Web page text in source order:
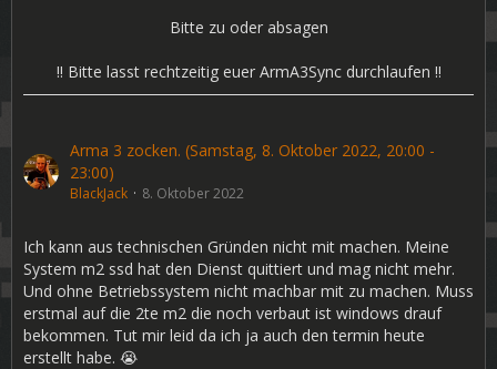
Bitte zu oder absagen
!! Bitte lasst rechtzeitig euer ArmA3Sync durchlaufen !!
Arma 3 zocken. (Samstag, 8. Oktober 2022, 20:00 -
23:00)
BlackJack 8. Oktober 2022
Ich kann aus technischen Gründen nicht mit machen. Meine
System m2 ssd hat den Dienst quittiert und mag nicht mehr.
Und ohne Betriebssystem nicht machbar mit zu machen. Muss
erstmal auf die 2te m2 die noch verbaut ist windows drauf
bekommen. Tut mir leid da ich ja auch den termin heute
erstellt habe. 😭